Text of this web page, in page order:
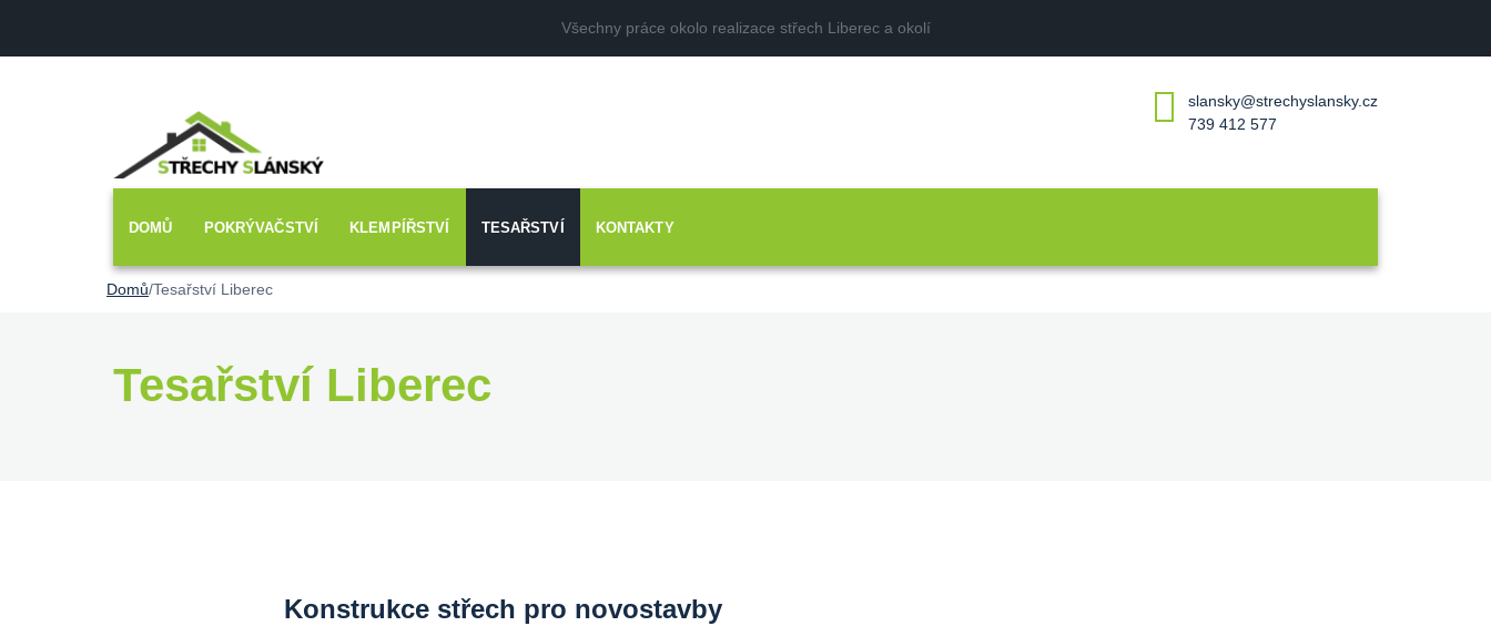
Všechny práce okolo realizace střech Liberec a okolí
slansky@strechyslansky.cz
739 412 577
DOMŮ POKRÝVAČSTVÍ KLEMPÍŘSTVÍ TESAŘSTVÍ KONTAKTY
Domů/Tesařství Liberec
Tesařství Liberec
Konstrukce střech pro novostavby